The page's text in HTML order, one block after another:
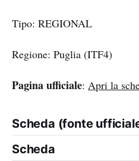
Tipo: REGIONAL
Regione: Puglia (ITF4)
Pagina ufficiale: Apri la
Scheda (fonte
Scheda